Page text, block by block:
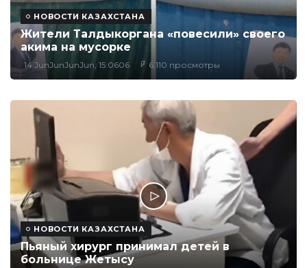
НОВОСТИ КАЗАХСТАНА
Жители Талдыкоргана «повесили» своего
акима на мусорке
14 JunJunJunJun, 15:0606 6,110 просмотры
НОВОСТИ КАЗАХСТАНА
Пьяный хирург принимал детей в
больнице Жетысу